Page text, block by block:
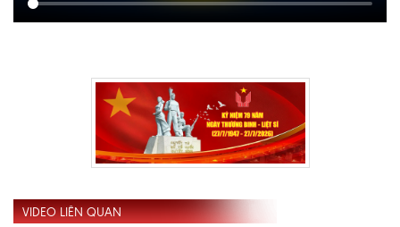
VIDEO LIÊN QUAN